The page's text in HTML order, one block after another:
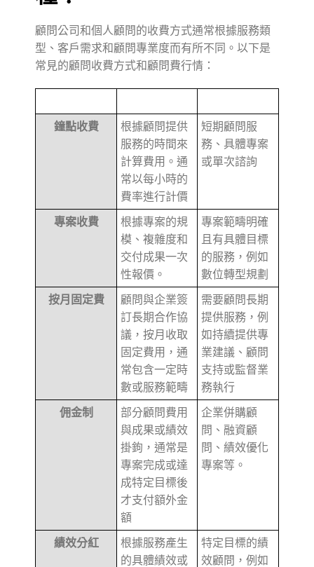
顧問公司和個人顧問的收費方式通常根據服務類
型、客戶需求和顧問專業度而有所不同。以下是
常見的顧問收費方式和顧問費行情：
鐘點收費
根據顧問提供
服務的時間來
計算費用。通
常以每小時的
費率進行計價
短期顧問服
務、具體專案
或單次諮詢
專案收費
根據專案的規
模、複雜度和
交付成果一次
性報價。
專案範疇明確
且有具體目標
的服務，例如
數位轉型規劃
按月固定費
顧問與企業簽
訂長期合作協
議，按月收取
固定費用，通
常包含一定時
數或服務範疇
需要顧問長期
提供服務，例
如持續提供專
業建議、顧問
支持或監督業
務執行
佣金制
部分顧問費用
與成果或績效
掛鉤，通常是
專案完成或達
成特定目標後
才支付額外金
額
企業併購顧
問、融資顧
問、績效優化
專案等。
績效分紅
根據服務產生
的具體績效或
特定目標的績
效顧問，例如